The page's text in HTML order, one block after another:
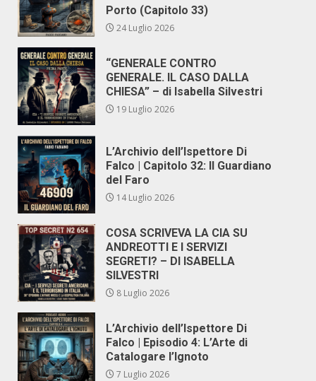
Porto (Capitolo 33)
24 Luglio 2026
“GENERALE CONTRO
GENERALE. IL CASO DALLA
CHIESA” – di Isabella Silvestri
19 Luglio 2026
L’Archivio dell’Ispettore Di
Falco | Capitolo 32: Il Guardiano
del Faro
14 Luglio 2026
COSA SCRIVEVA LA CIA SU
ANDREOTTI E I SERVIZI
SEGRETI? – DI ISABELLA
SILVESTRI
8 Luglio 2026
L’Archivio dell’Ispettore Di
Falco | Episodio 4: L’Arte di
Catalogare l’Ignoto
7 Luglio 2026